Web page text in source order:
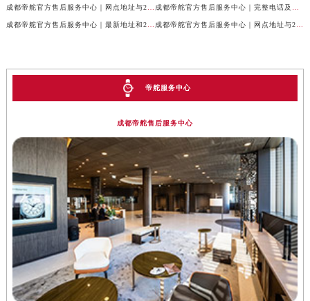
帝舵服务中心
成都帝舵售后服务中心